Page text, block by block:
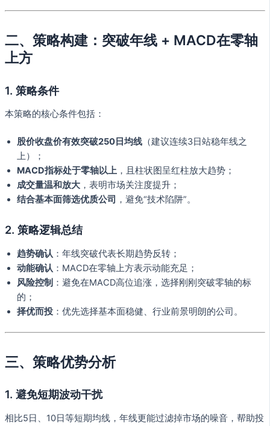
二、策略构建：突破年线 + MACD在零轴
上方
1. 策略条件
本策略的核心条件包括：
股价收盘价有效突破250日均线 （建议连续3日站稳年线之
上）；
MACD指标处于零轴以上 ，且柱状图呈红柱放大趋势；
成交量温和放大 ，表明市场关注度提升；
结合基本面筛选优质公司 ，避免“技术陷阱”。
2. 策略逻辑总结
趋势确认 ：年线突破代表长期趋势反转；
动能确认 ：MACD在零轴上方表示动能充足；
风险控制 ：避免在MACD高位追涨，选择刚刚突破零轴的标
的；
择优而投 ：优先选择基本面稳健、行业前景明朗的公司。
三、策略优势分析
1. 避免短期波动干扰
相比5日、10日等短期均线，年线更能过滤掉市场的噪音，帮助投